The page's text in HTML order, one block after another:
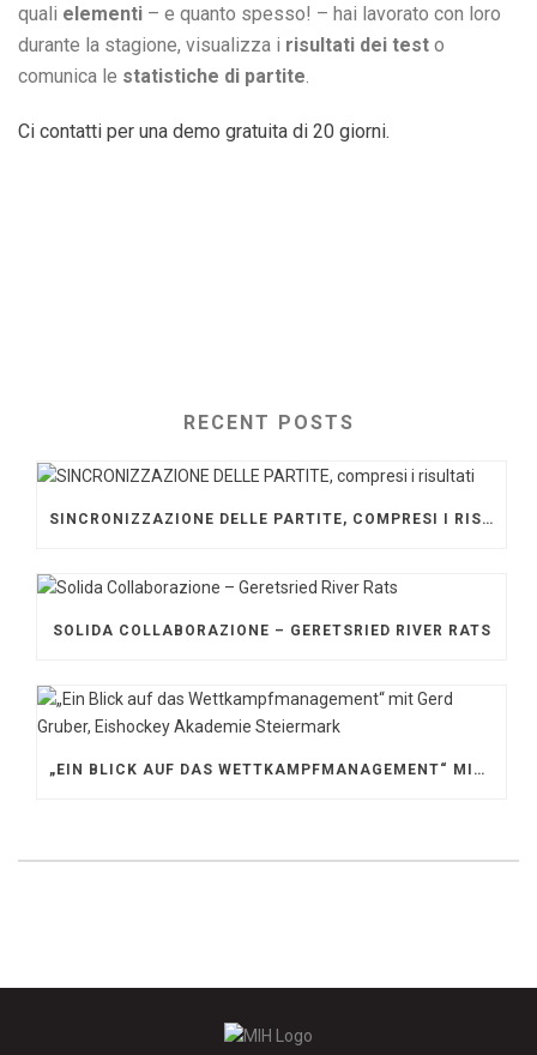
quali elementi – e quanto spesso! – hai lavorato con loro
durante la stagione, visualizza i risultati dei test o
comunica le statistiche di partite
Ci contatti per una demo gratuita di 20 giorni.
RECENT POSTS
SINCRONIZZAZIONE DELLE PARTITE, COMPRESI I RISULTATI
SOLIDA COLLABORAZIONE – GERETSRIED RIVER RATS
„EIN BLICK AUF DAS WETTKAMPFMANAGEMENT“ MIT GERD GRUBER, EISHOCKEY AKADEMIE STEIERMARK